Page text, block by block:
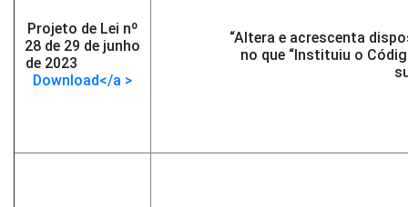
Projeto de Lei nº
28 de 29 de junho
de 2023
Download</a >
“Altera e acrescenta
no que “Instituiu o